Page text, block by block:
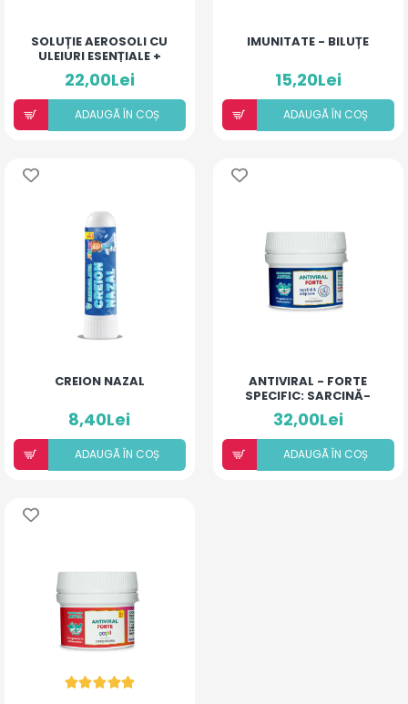
SOLUȚIE AEROSOLI CU
ULEIURI ESENȚIALE +
DEXAMETAZONĂ
22,00Lei
ADAUGÃ ÎN COȘ
IMUNITATE - BILUȚE
15,20Lei
ADAUGÃ ÎN COȘ
CREION NAZAL
8,40Lei
ADAUGÃ ÎN COȘ
ANTIVIRAL - FORTE
SPECIFIC: SARCINĂ-
ALĂPTARE
32,00Lei
ADAUGÃ ÎN COȘ